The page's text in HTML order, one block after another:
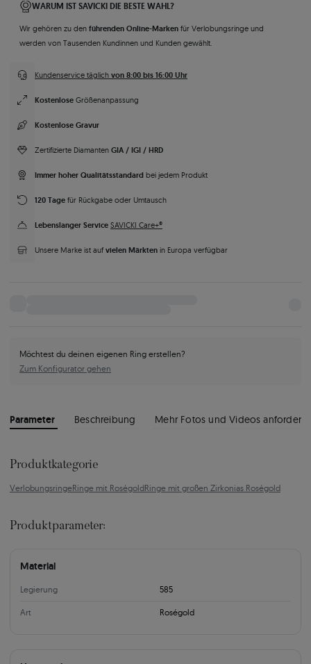
WARUM IST SAVICKI DIE BESTE WAHL?
Wir gehören zu den führenden Online-Marken für Verlobungsringe und
werden von Tausenden Kundinnen und Kunden gewählt.
Kundenservice täglich von 8:00 bis 16:00 Uhr
Kostenlose Größenanpassung
Kostenlose Gravur
Zertifizierte Diamanten GIA / IGI / HRD
Immer hoher Qualitätsstandard bei jedem Produkt
120 Tage für Rückgabe oder Umtausch
Lebenslanger Service SAVICKI Care+®
Unsere Marke ist auf vielen Märkten in Europa verfügbar
Möchtest du deinen eigenen Ring erstellen?
Zum Konfigurator gehen
Parameter Beschreibung Mehr Fotos und Videos anfordern
Produktkategorie
VerlobungsringeRinge mit RoségoldRinge mit großen Zirkonias Roségold
Produktparameter:
Material
Legierung 585
Art Roségold